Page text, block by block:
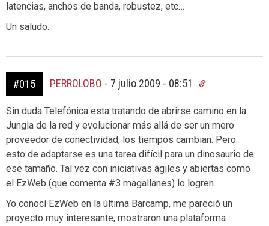
latencias, anchos de banda, robustez, etc…
Un saludo.
#015 PERROLOBO - 7 julio 2009 - 08:51
Sin duda Telefónica esta tratando de abrirse camino en la
Jungla de la red y evolucionar más allá de ser un mero
proveedor de conectividad, los tiempos cambian. Pero
esto de adaptarse es una tarea difícil para un dinosaurio de
ese tamaño. Tal vez con iniciativas ágiles y abiertas como
el EzWeb (que comenta #3 magallanes) lo logren.
Yo conocí EzWeb en la última Barcamp, me pareció un
proyecto muy interesante, mostraron una plataforma